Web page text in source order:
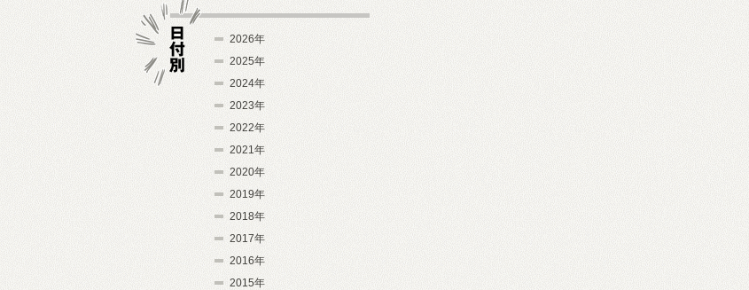
2026年
2025年
2024年
2023年
2022年
2021年
2020年
2019年
2018年
2017年
2016年
2015年